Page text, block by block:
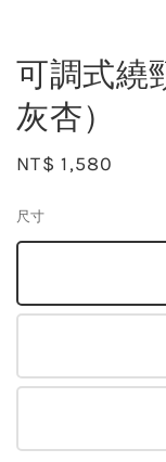
可調式繞
灰杏）
Regular
NT$ 1,580
尺寸